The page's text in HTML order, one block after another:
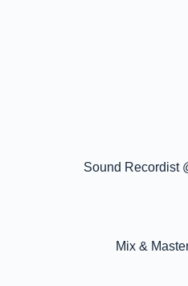
Sound Recordist
Mix &